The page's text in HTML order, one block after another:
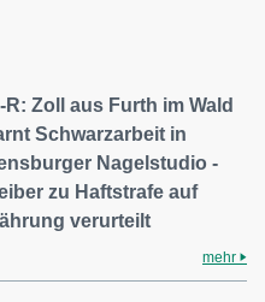
R: Zoll aus Furth im Wald
Schwarzarbeit in
Nagelstudio -
zu Haftstrafe auf
verurteilt
mehr